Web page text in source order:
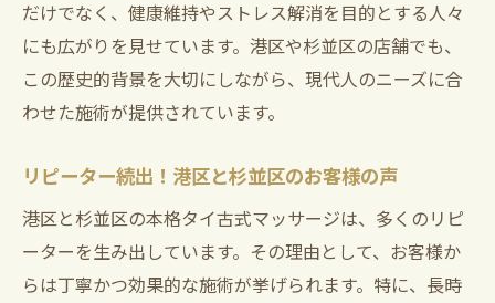
エネルギッシュな毎日を過ごすために
施術がもたらす幸福感の理由
体験者が語る心の変化
継続することで得られるメリット
だけでなく、健康維持やストレス解消を目的とする人々
にも広がりを見せています。港区や杉並区の店舗でも、
この歴史的背景を大切にしながら、現代人のニーズに合
わせた施術が提供されています。
リピーター続出！港区と杉並区のお客様の声
港区と杉並区の本格タイ古式マッサージは、多くのリピ
ーターを生み出しています。その理由として、お客様か
らは丁寧かつ効果的な施術が挙げられます。特に、長時